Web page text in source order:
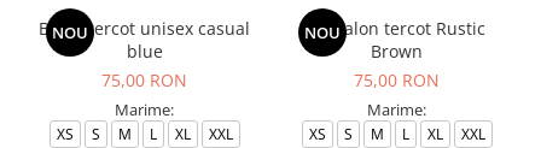
NOU
Bluza tercot unisex casual
blue
75,00 RON
Marime:
XS S M L XL XXL
NOU
Pantalon tercot Rustic
Brown
75,00 RON
Marime:
XS S M L XL XXL